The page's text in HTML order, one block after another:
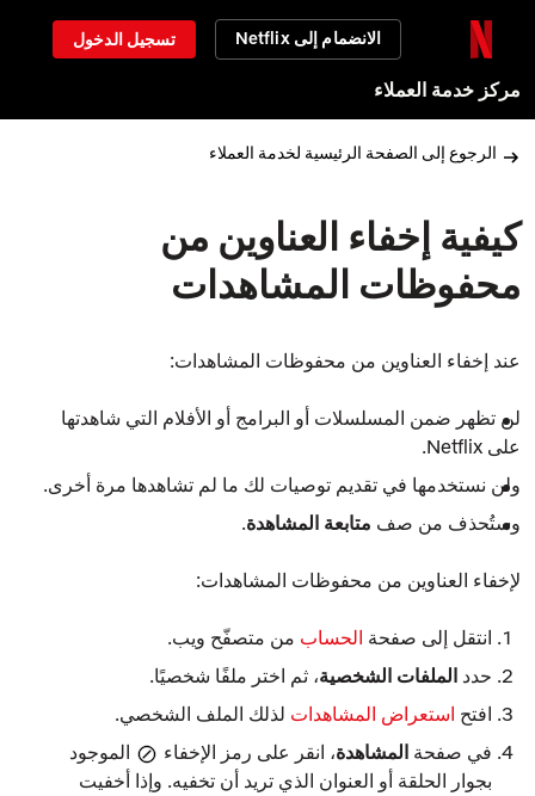
الانضمام إلى Netflix تسجيل الدخول
مركز خدمة العملاء
الرجوع إلى الصفحة الرئيسية لخدمة العملاء
كيفية إخفاء العناوين من
محفوظات المشاهدات
عند إخفاء العناوين من محفوظات المشاهدات:
لن تظهر ضمن المسلسلات أو البرامج أو الأفلام التي شاهدتها
على Netflix.
ولن نستخدمها في تقديم توصيات لك ما لم تشاهدها مرة أخرى.
وستُحذف من صف متابعة المشاهدة.
لإخفاء العناوين من محفوظات المشاهدات:
انتقل إلى صفحة الحساب من متصفّح ويب.
حدد الملفات الشخصية، ثم اختر ملفًا شخصيًا.
افتح استعراض المشاهدات لذلك الملف الشخصي.
في صفحة المشاهدة، انقر على رمز الإخفاء
الموجود
بجوار الحلقة أو العنوان الذي تريد أن تخفيه. وإذا أخفيت